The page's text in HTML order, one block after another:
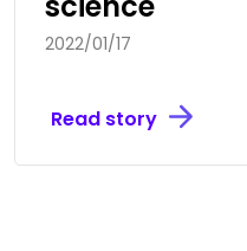
2022/01/17
Read story